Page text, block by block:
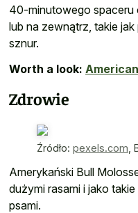
40-minutowego spaceru
lub na zewnątrz, takie
sznur.
Worth a look:
Zdrowie
Źródło: pexels.com
Amerykański Bull
dużymi rasami i jako
psami.